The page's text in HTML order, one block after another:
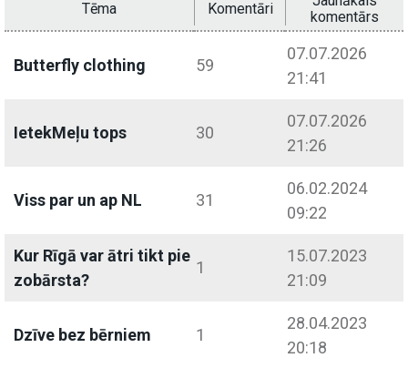
Tēma Komentāri
komentārs
Butterfly clothing 59
07.07.2026
21:41
IetekMeļu tops 30
07.07.2026
21:26
Viss par un ap NL 31
06.02.2024
09:22
Kur Rīgā var ātri tikt pie
zobārsta?
1
15.07.2023
21:09
Dzīve bez bērniem 1
28.04.2023
20:18